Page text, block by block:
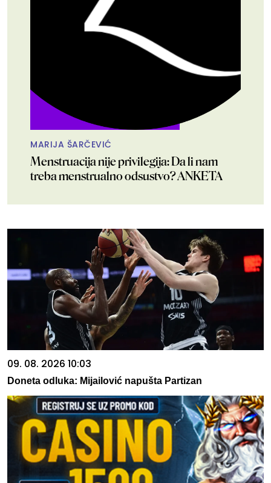
MARIJA ŠARČEVIĆ
Menstruacija nije privilegija: Da li nam
treba menstrualno odsustvo? ANKETA
09. 08. 2026 10:03
Doneta odluka: Mijailović napušta Partizan